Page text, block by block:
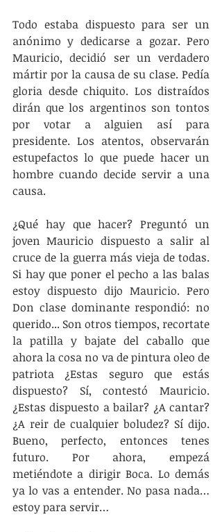
Todo estaba dispuesto para ser un
anónimo y dedicarse a gozar. Pero
Mauricio, decidió ser un verdadero
mártir por la causa de su clase. Pedía
gloria desde chiquito. Los distraídos
dirán que los argentinos son tontos
por votar a alguien así para
presidente. Los atentos, observarán
estupefactos lo que puede hacer un
hombre cuando decide servir a una
causa.
¿Qué hay que hacer? Preguntó un
joven Mauricio dispuesto a salir al
cruce de la guerra más vieja de todas.
Si hay que poner el pecho a las balas
estoy dispuesto dijo Mauricio. Pero
Don clase dominante respondió: no
querido... Son otros tiempos, recortate
la patilla y bajate del caballo que
ahora la cosa no va de pintura oleo de
patriota ¿Estas seguro que estás
dispuesto? Sí, contestó Mauricio.
¿Estas dispuesto a bailar? ¿A cantar?
¿A reir de cualquier boludez? Sí dijo.
Bueno, perfecto, entonces tenes
futuro. Por ahora, empezá
metiéndote a dirigir Boca. Lo demás
ya lo vas a entender. No pasa nada…
estoy para servir…